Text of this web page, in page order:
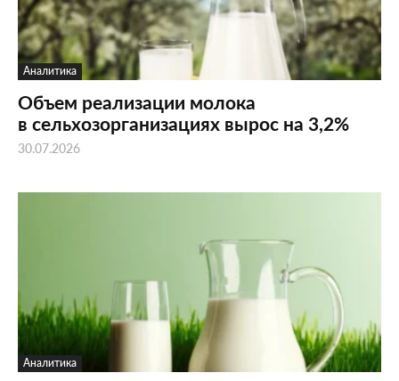
Аналитика
Объем реализации молока
в сельхозорганизациях вырос на 3,2%
30.07.2026
Аналитика